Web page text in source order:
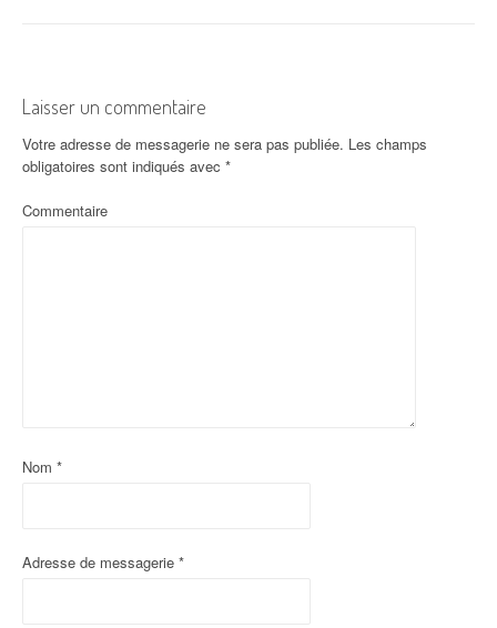
Laisser un commentaire
Votre adresse de messagerie ne sera pas publiée. Les champs
obligatoires sont indiqués avec *
Commentaire
Nom *
Adresse de messagerie *